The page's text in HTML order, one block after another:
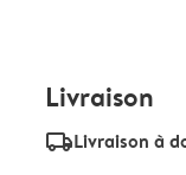
Livraison
delivery_standard_v2Livraison à